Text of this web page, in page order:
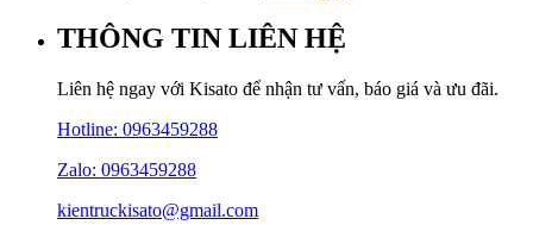
THÔNG TIN LIÊN HỆ
Liên hệ ngay với Kisato để nhận tư vấn, báo giá và ưu đãi.
Hotline: 0963459288
Zalo: 0963459288
kientruckisato@gmail.com